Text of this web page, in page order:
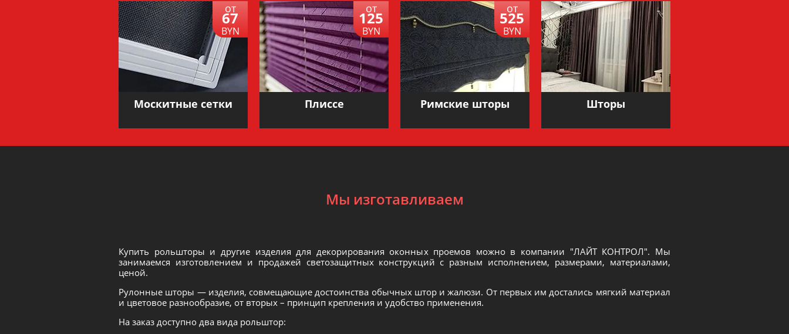
Москитные сетки
от
67
BYN
Плиссе
от
125
BYN
Римские шторы
от
525
BYN
Шторы
Мы изготавливаем
Купить рольшторы и другие изделия для декорирования оконных проемов можно в компании "ЛАЙТ КОНТРОЛ". Мы
занимаемся изготовлением и продажей светозащитных конструкций с разным исполнением, размерами, материалами,
ценой.
Рулонные шторы — изделия, совмещающие достоинства обычных штор и жалюзи. От первых им достались мягкий материал
и цветовое разнообразие, от вторых – принцип крепления и удобство применения.
На заказ доступно два вида рольштор: